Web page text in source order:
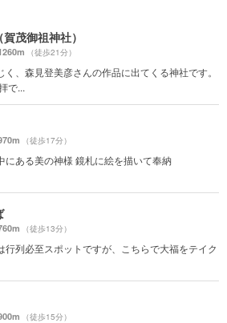
茂御祖神社）
（徒歩21分）
く、森見登美彦さんの作品に出てくる神社です。
で...
（徒歩17分）
にある美の神様 鏡札に絵を描いて奉納
（徒歩13分）
行列必至スポットですが、こちらで大福をテイク
（徒歩15分）